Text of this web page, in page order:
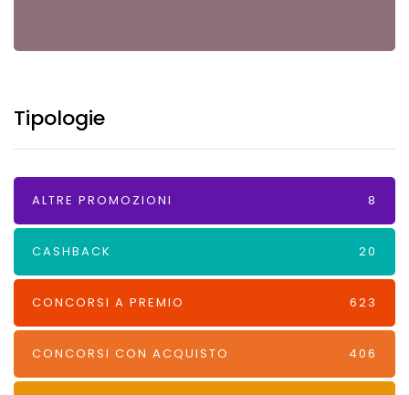
Tipologie
ALTRE PROMOZIONI 8
CASHBACK 20
CONCORSI A PREMIO 623
CONCORSI CON ACQUISTO 406